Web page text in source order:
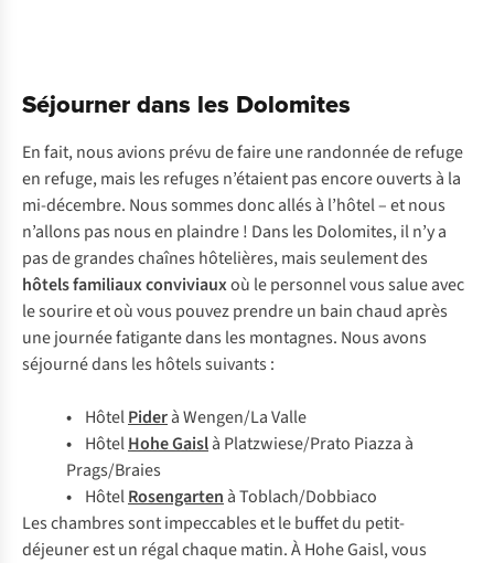
Séjourner dans les Dolomites
En fait, nous avions prévu de faire une randonnée de refuge
en refuge, mais les refuges n’étaient pas encore ouverts à la
mi-décembre. Nous sommes donc allés à l’hôtel – et nous
n’allons pas nous en plaindre ! Dans les Dolomites, il n’y a
pas de grandes chaînes hôtelières, mais seulement des
hôtels familiaux conviviauxoù le personnel vous salue avec
le sourire et où vous pouvez prendre un bain chaud après
une journée fatigante dans les montagnes. Nous avons
séjourné dans les hôtels suivants :
• HôtelPiderà Wengen/La Valle
• HôtelHohe Gaislà Platzwiese/Prato Piazza à
Prags/Braies
• HôtelRosengarten à Toblach/Dobbiaco
Les chambres sont impeccables et le buffet du petit-
déjeuner est un régal chaque matin. À Hohe Gaisl, vous